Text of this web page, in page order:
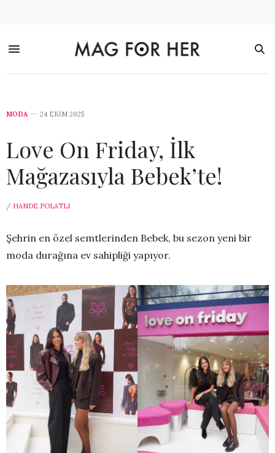
MODA 24 EKIM 2025
Love On Friday, İlk
Mağazasıyla Bebek’te!
/ HANDE POLATLI
Şehrin en özel semtlerinden Bebek, bu sezon yeni bir
moda durağına ev sahipliği yapıyor.